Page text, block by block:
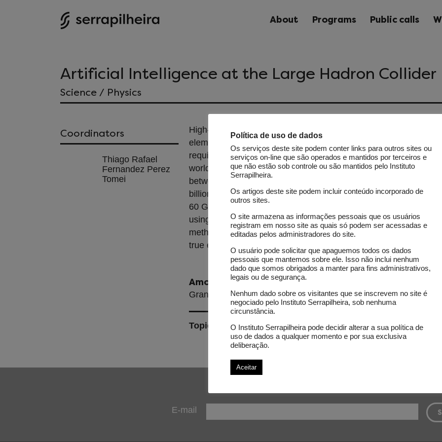
About Programs Public calls
Artificial Intelligence at the Large Hadron Collider
Science / Physics
Coordinators
Thiago Rafael
Fernandez Perez
Tomei
High-energy physics explores the most fundamental
elementary particles, and their mutual interactions. Probing
requires high-energy-density states. The Large Hadron Collider
world’s largest operational particle accelerator, facilitates this
between protons in the LHC enable us to examine distances as
billionth of a meter. As of 2026, these detectors are projected to
60 GB/second of data. This massive data stream poses a
using existing computational techniques. However, new artificial
methodologies could potentially resolve this issue, aiding us in
true essence of matter.
Amount invested
Grant 2019: R$ 100.000,00
Topics artificial inteligence data Large Hadron Collider
E-mail
Política de uso de dados
Os serviços deste site podem conter links para outros sites ou
serviços on-line que são operados e mantidos por terceiros e
que não estão sob controle ou são mantidos pelo Instituto
Serrapilheira.
Os artigos deste site podem incluir conteúdo incorporado de
outros sites.
O site armazena as informações pessoais que os usuários
registram em nosso site as quais só podem ser acessadas e
editadas pelos administradores do site.
O usuário pode solicitar que apaguemos todos os dados
pessoais que mantemos sobre ele. Isso não inclui nenhum
dado que somos obrigados a manter para fins administrativos,
legais ou de segurança.
Nenhum dado sobre os visitantes que se inscrevem no site é
negociado pelo Instituto Serrapilheira, sob nenhuma
circunstância.
O Instituto Serrapilheira pode decidir alterar a sua política de
uso de dados a qualquer momento e por sua exclusiva
deliberação.
Aceitar